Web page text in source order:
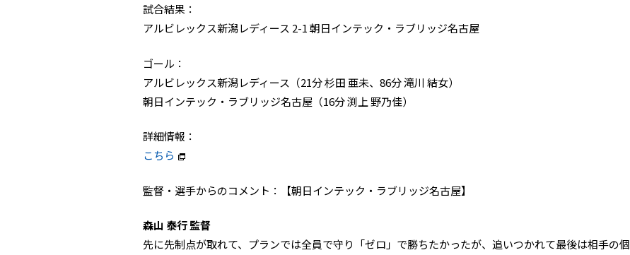
試合結果：
アルビレックス新潟レディース 2-1 朝日インテック・ラブリッジ名古屋
ゴール：
アルビレックス新潟レディース（21分 杉田 亜未、86分 滝川 結女）
朝日インテック・ラブリッジ名古屋（16分 渕上 野乃佳）
詳細情報：
こちら
監督・選手からのコメント：【朝日インテック・ラブリッジ名古屋】
森山 泰行 監督
先に先制点が取れて、プランでは全員で守り「ゼロ」で勝ちたかったが、追いつかれて最後は相手の個